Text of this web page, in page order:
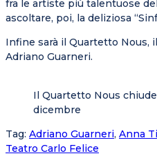
fra le artiste più talentuose
ascoltare, poi, la deliziosa
Infine sarà il Quartetto Nous,
Adriano Guarneri.
Il Quartetto Nous
dicembre
Tag: Adriano Guarneri, Anna
Teatro Carlo Felice